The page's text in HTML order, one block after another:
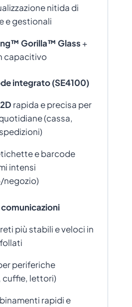
nitida di
e gestionali
Gorilla™ Glass +
capacitivo
integrato (SE4100)
rapida e precisa per
(cassa,
e barcode
intensi
negozio)
più stabili e veloci in
periferiche
cuffie, lettori)
rapidi e